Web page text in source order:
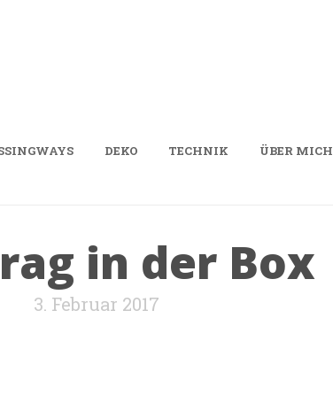
DEKO TECHNIK ÜBER MICH
in der Box
3. Februar 2017